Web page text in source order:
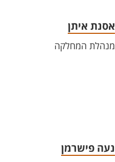
אסנת איתן
מנהלת המחלקה
נעה פישרמן